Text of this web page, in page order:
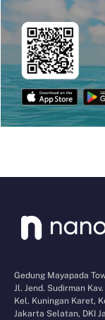
Gedung Mayapada
Jl. Jend. Sudirman
Kel. Kuningan Karet,
Jakarta Selatan, DKI